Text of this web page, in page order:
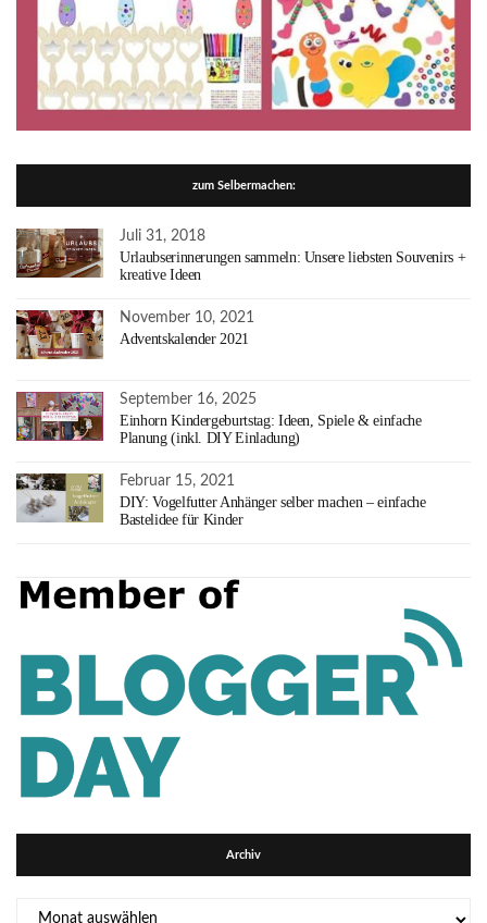
zum Selbermachen:
Juli 31, 2018
Urlaubserinnerungen sammeln: Unsere liebsten Souvenirs +
kreative Ideen
November 10, 2021
Adventskalender 2021
September 16, 2025
Einhorn Kindergeburtstag: Ideen, Spiele & einfache
Planung (inkl. DIY Einladung)
Februar 15, 2021
DIY: Vogelfutter Anhänger selber machen – einfache
Bastelidee für Kinder
Archiv
Archiv